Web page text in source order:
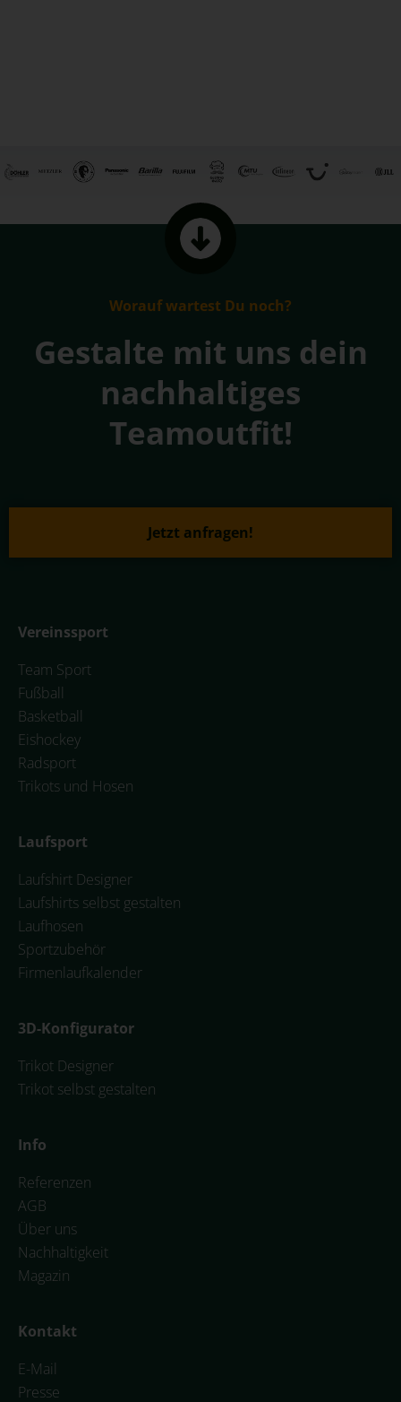
Worauf wartest Du noch?
Gestalte mit uns dein
nachhaltiges
Teamoutfit!
Jetzt anfragen!
Vereinssport
Team Sport
Fußball
Basketball
Eishockey
Radsport
Trikots und Hosen
Laufsport
Laufshirt Designer
Laufshirts selbst gestalten
Laufhosen
Sportzubehör
Firmenlaufkalender
3D-Konfigurator
Trikot Designer
Trikot selbst gestalten
Info
Referenzen
AGB
Über uns
Nachhaltigkeit
Magazin
Kontakt
E-Mail
Presse